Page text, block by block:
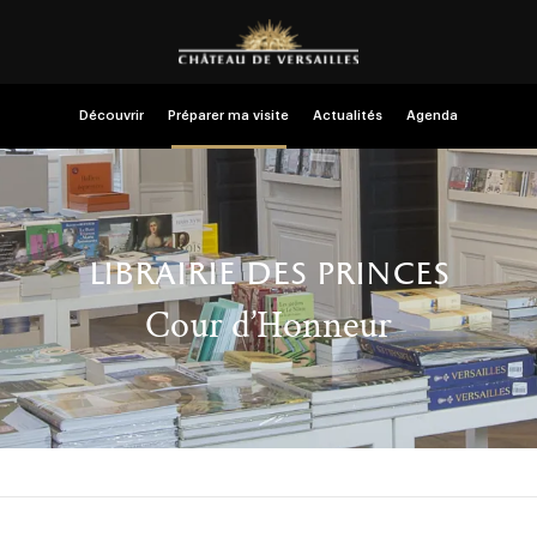
Découvrir Préparer ma visite Actualités Agenda
librairie des princes
Cour d’Honneur